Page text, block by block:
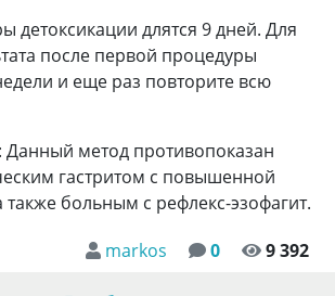
детоксикации длятся 9 дней. Для
после первой процедуры
и еще раз повторите всю
: Данный метод противопоказан
гастритом с повышенной
также больным с рефлекс-эзофагит.
markos
0
9 392